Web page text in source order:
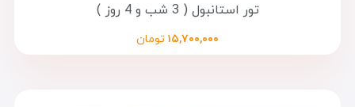
تور استانبول ( 3 شب و 4 روز )
۱۵,۷۰۰,۰۰۰ تومان